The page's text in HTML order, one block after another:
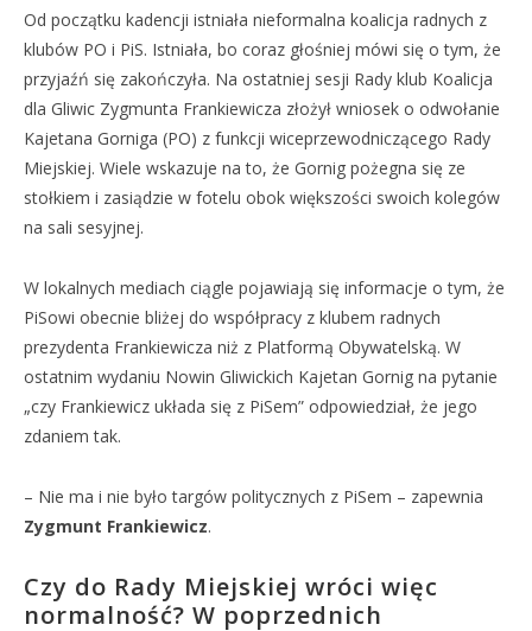
Od początku kadencji istniała nieformalna koalicja radnych z
klubów PO i PiS. Istniała, bo coraz głośniej mówi się o tym, że
przyjaźń się zakończyła. Na ostatniej sesji Rady klub Koalicja
dla Gliwic Zygmunta Frankiewicza złożył wniosek o odwołanie
Kajetana Gorniga (PO) z funkcji wiceprzewodniczącego Rady
Miejskiej. Wiele wskazuje na to, że Gornig pożegna się ze
stołkiem i zasiądzie w fotelu obok większości swoich kolegów
na sali sesyjnej.
W lokalnych mediach ciągle pojawiają się informacje o tym, że
PiSowi obecnie bliżej do współpracy z klubem radnych
prezydenta Frankiewicza niż z Platformą Obywatelską. W
ostatnim wydaniu Nowin Gliwickich Kajetan Gornig na pytanie
„czy Frankiewicz układa się z PiSem” odpowiedział, że jego
zdaniem tak.
– Nie ma i nie było targów politycznych z PiSem – zapewnia
Zygmunt Frankiewicz.
Czy do Rady Miejskiej wróci więc
normalność? W poprzednich